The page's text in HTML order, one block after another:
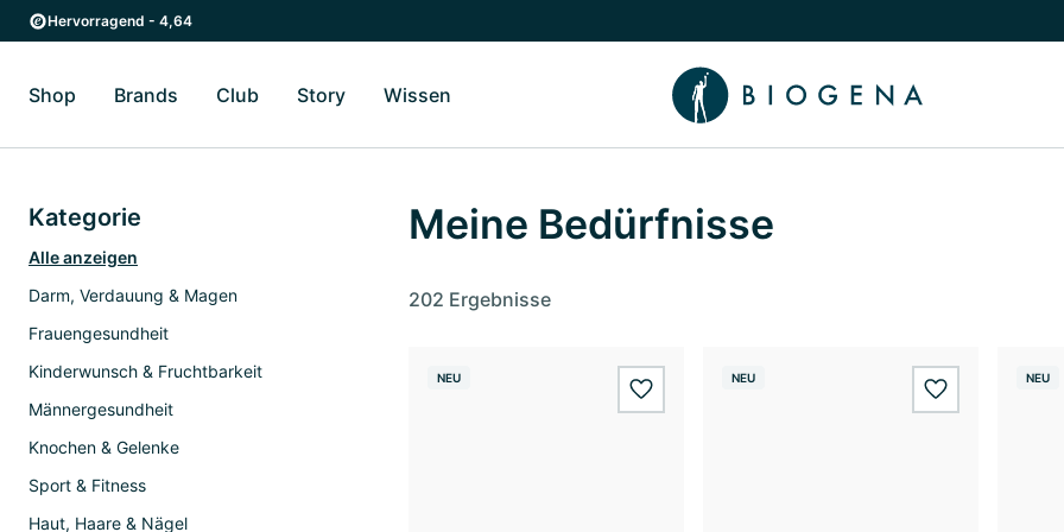
Zum Hauptinhalt springen
Zur Hauptnavigation springen
Hervorragend - 4,64
Shop Zum Untermenü Shop umschalten
Brands Zum Untermenü Brands umschalten
Club Zum Untermenü Club umschalten
Story Zum Untermenü Story umschalten
Wissen Zum Untermenü Wissen umschalten
Meine Bedürfnisse
202 Ergebnisse
NEU
wishlist.add
NEU
wishlist.add
NEU
Kategorie
Alle anzeigen
Darm, Verdauung & Magen
Frauengesundheit
Kinderwunsch & Fruchtbarkeit
Männergesundheit
Knochen & Gelenke
Sport & Fitness
Haut, Haare & Nägel